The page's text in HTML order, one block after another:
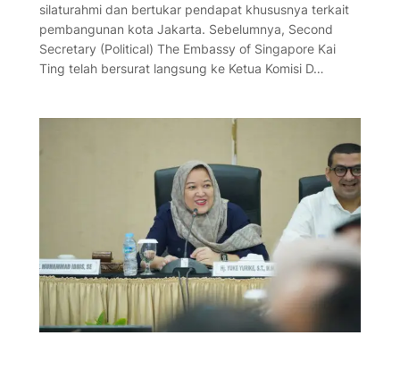
silaturahmi dan bertukar pendapat khususnya terkait
pembangunan kota Jakarta. Sebelumnya, Second
Secretary (Political) The Embassy of Singapore Kai
Ting telah bersurat langsung ke Ketua Komisi D…